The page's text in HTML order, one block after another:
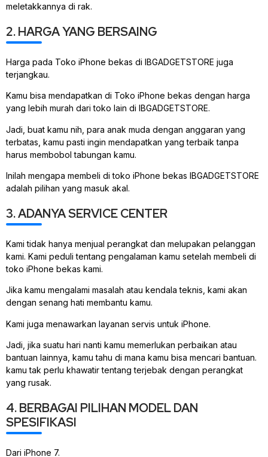
meletakkannya di rak.
2. HARGA YANG BERSAING
Harga pada Toko iPhone bekas di IBGADGETSTORE juga
terjangkau.
Kamu bisa mendapatkan di Toko iPhone bekas dengan harga
yang lebih murah dari toko lain di IBGADGETSTORE.
Jadi, buat kamu nih, para anak muda dengan anggaran yang
terbatas, kamu pasti ingin mendapatkan yang terbaik tanpa
harus membobol tabungan kamu.
Inilah mengapa membeli di toko iPhone bekas IBGADGETSTORE
adalah pilihan yang masuk akal.
3. ADANYA SERVICE CENTER
Kami tidak hanya menjual perangkat dan melupakan pelanggan
kami. Kami peduli tentang pengalaman kamu setelah membeli di
toko iPhone bekas kami.
Jika kamu mengalami masalah atau kendala teknis, kami akan
dengan senang hati membantu kamu.
Kami juga menawarkan layanan servis untuk iPhone.
Jadi, jika suatu hari nanti kamu memerlukan perbaikan atau
bantuan lainnya, kamu tahu di mana kamu bisa mencari bantuan.
kamu tak perlu khawatir tentang terjebak dengan perangkat
yang rusak.
4. BERBAGAI PILIHAN MODEL DAN
SPESIFIKASI
Dari iPhone 7.